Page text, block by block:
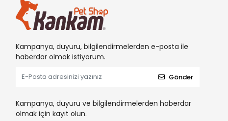
MYSTIC
NATURAL TRAINER
Nature Plan
NATURES VARIETY
NefesPet
PERCELL
Kampanya, duyuru, bilgilendirmelerden e-posta ile
haberdar olmak istiyorum.
Gönder
Kampanya, duyuru ve bilgilendirmelerden haberdar
olmak için kayıt olun.